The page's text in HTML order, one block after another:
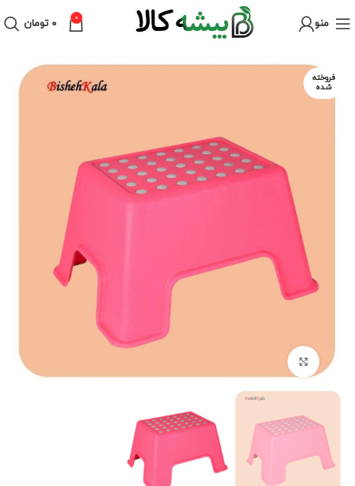
منو 0 ۰ تومان
فروخته
شده